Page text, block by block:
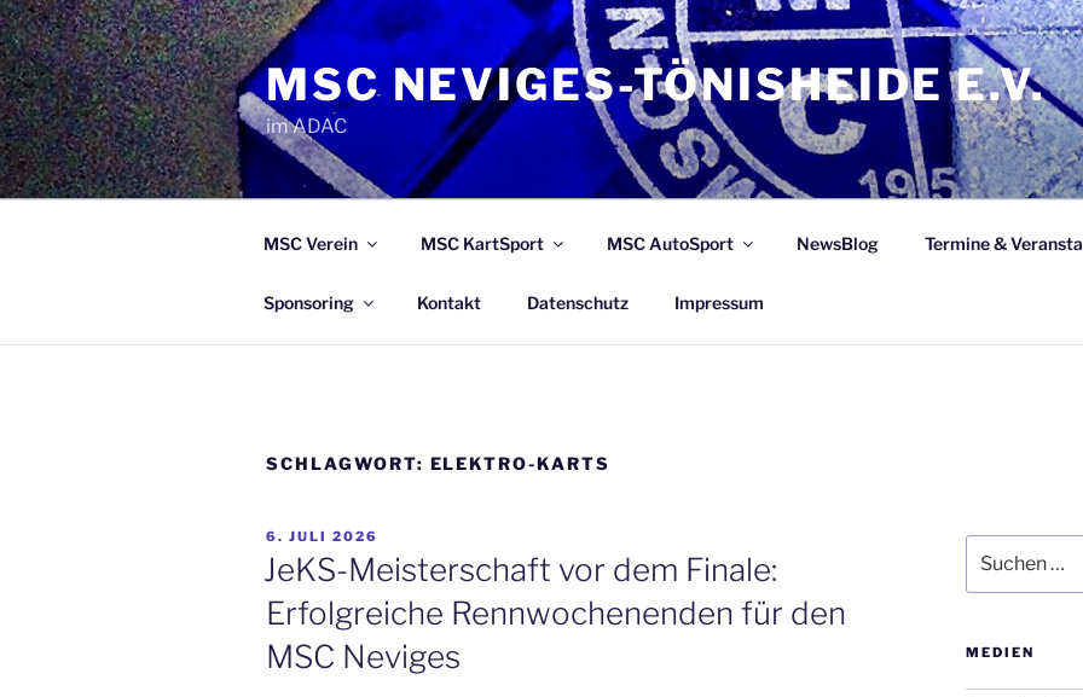
Zum
Inhalt
springen
MSC NEVIGES-TÖNISHEIDE E.V.
im ADAC
MSC Verein MSC KartSport MSC AutoSport NewsBlog Termine &
Sponsoring Kontakt Datenschutz Impressum
SCHLAGWORT: ELEKTRO-KARTS
VERÖFFENTLICHT
AM
6. JULI 2026
JeKS-Meisterschaft vor dem Finale:
Erfolgreiche Rennwochenenden für den
MSC Neviges
nach:
MEDIEN